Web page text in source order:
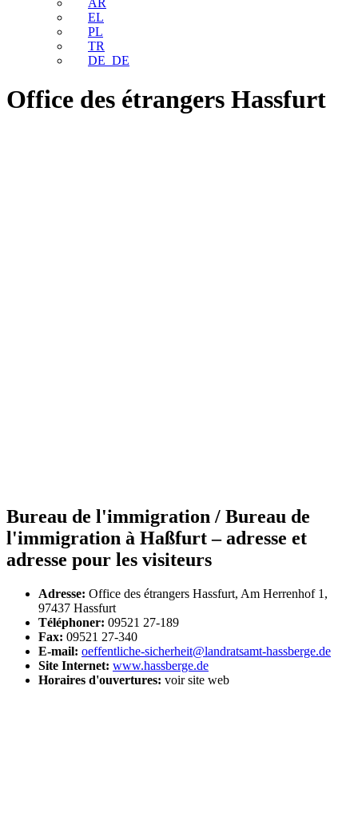
AR
EL
PL
TR
DE_DE
Office des étrangers Hassfurt
Bureau de l'immigration / Bureau de
l'immigration à Haßfurt – adresse et
adresse pour les visiteurs
Adresse: Office des étrangers Hassfurt, Am Herrenhof 1,
97437 Hassfurt
Téléphoner: 09521 27-189
Fax: 09521 27-340
E-mail: oeffentliche-sicherheit@landratsamt-hassberge.de
Site Internet: www.hassberge.de
Horaires d'ouvertures: voir site web